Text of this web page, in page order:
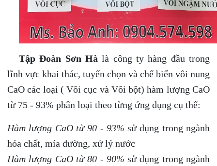
Tập Đoàn Sơn Hà là công ty hàng đầu trong
lĩnh vực khai thác, tuyển chọn và chế biến vôi nung
CaO các loại ( Vôi cục và Vôi bột) hàm lượng CaO
từ 75 - 93% phân loại theo từng ứng dụng cụ thể:
Hàm lượng CaO từ 90 - 93% sử dụng trong ngành
hóa chất, mía đường, xử lý nước
Hàm lượng CaO từ 80 - 90%sử dụng trong ngành